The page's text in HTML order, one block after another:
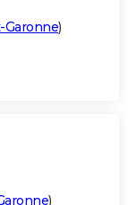
)
)